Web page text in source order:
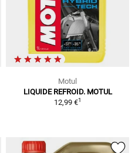
Motul
LIQUIDE REFROID. MOTUL
12,99 €1